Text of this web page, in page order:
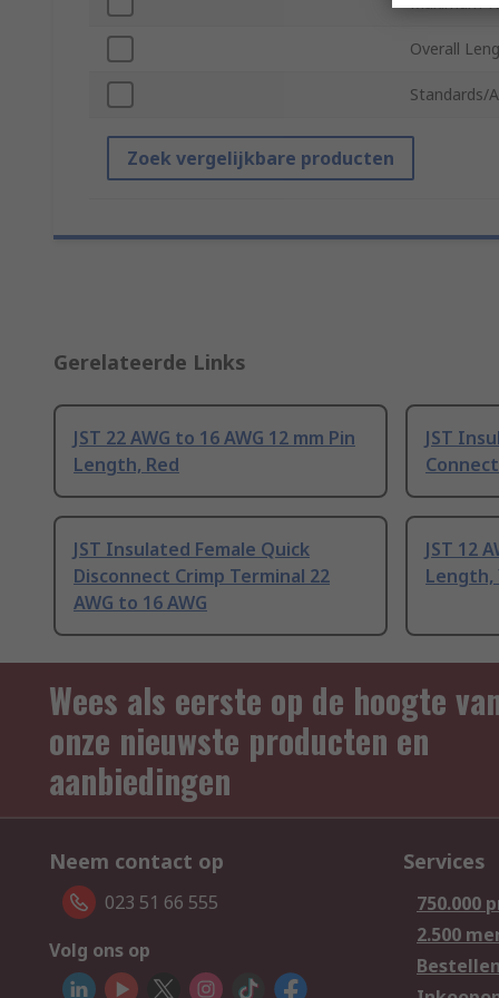
Overall
Standards/
Zoek vergelijkbare producten
Gerelateerde Links
JST 22 AWG to 16 AWG 12 mm Pin
Length, Red
JST
JST Insulated Female Quick
Disconnect Crimp Terminal 22
AWG to 16 AWG
JST 12
Length,
Wees als eerste op de hoogte
onze nieuwste producten en
aanbiedingen
Neem contact op
023 51 66 555
Volg ons op
Services
750.000
2.500
Bestellen